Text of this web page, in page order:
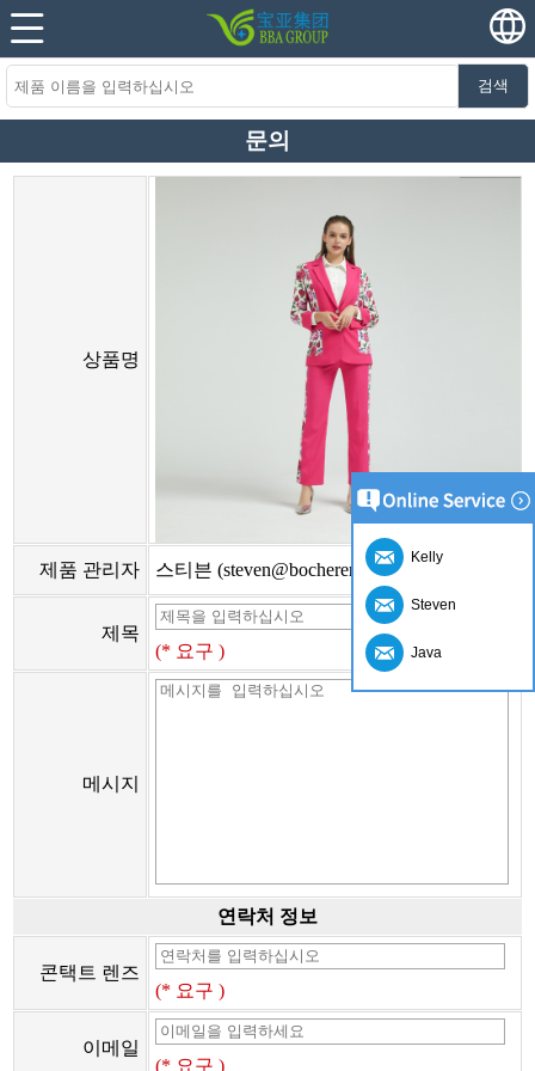
검색
문의
상품명
제품 관리자 스티븐 (steven@bocherer.com)
제목
(* 요구 )
메시지
연락처 정보
콘택트 렌즈
(* 요구 )
이메일
(* 요구 )
Kelly
Steven
Java